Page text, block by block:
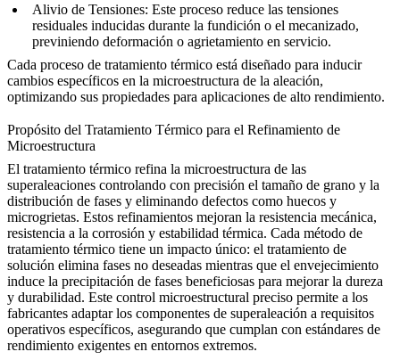
Alivio de Tensiones: Este proceso reduce las tensiones
residuales inducidas durante la fundición o el mecanizado,
previniendo deformación o agrietamiento en servicio.
Cada proceso de tratamiento térmico está diseñado para inducir
cambios específicos en la microestructura de la aleación,
optimizando sus propiedades para aplicaciones de alto rendimiento.
Propósito del Tratamiento Térmico para el Refinamiento de
Microestructura
El tratamiento térmico refina la microestructura de las
superaleaciones controlando con precisión el tamaño de grano y la
distribución de fases y eliminando defectos como huecos y
microgrietas. Estos refinamientos mejoran la resistencia mecánica,
resistencia a la corrosión y estabilidad térmica. Cada método de
tratamiento térmico tiene un impacto único: el tratamiento de
solución elimina fases no deseadas mientras que el envejecimiento
induce la precipitación de fases beneficiosas para mejorar la dureza
y durabilidad. Este control microestructural preciso permite a los
fabricantes adaptar los componentes de superaleación a requisitos
operativos específicos, asegurando que cumplan con estándares de
rendimiento exigentes en entornos extremos.